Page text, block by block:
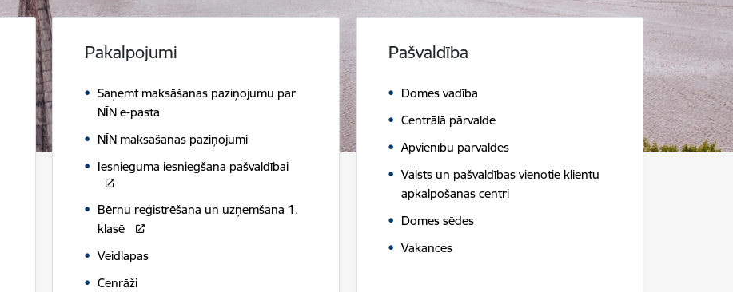
Pakalpojumi
Saņemt maksāšanas paziņojumu par
NĪN e-pastā
NĪN maksāšanas paziņojumi
Iesnieguma iesniegšana pašvaldībai
Bērnu reģistrēšana un uzņemšana 1.
klasē
Veidlapas
Cenrāži
Pašvaldība
Domes vadība
Centrālā pārvalde
Apvienību pārvaldes
Valsts un pašvaldības vienotie klientu
apkalpošanas centri
Domes sēdes
Vakances